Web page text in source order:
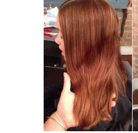
Стрижки на волнистые
волосы
Стрижки для кудрявых
волос